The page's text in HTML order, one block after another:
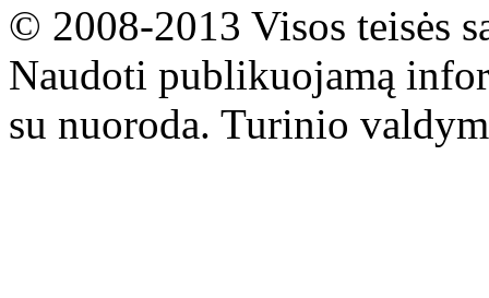
© 2008-2013 Visos teisės
Naudoti publikuojamą
su nuoroda. Turinio